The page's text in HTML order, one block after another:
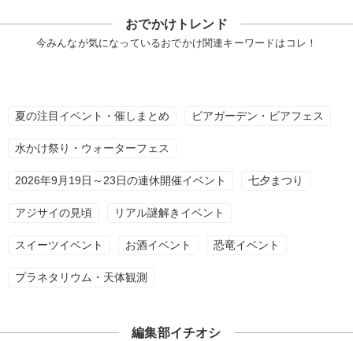
おでかけトレンド
今みんなが気になっているおでかけ関連キーワードはコレ！
夏の注目イベント・催しまとめ ビアガーデン・ビアフェス
水かけ祭り・ウォーターフェス
2026年9月19日～23日の連休開催イベント 七夕まつり
アジサイの見頃 リアル謎解きイベント
スイーツイベント お酒イベント 恐竜イベント
プラネタリウム・天体観測
編集部イチオシ